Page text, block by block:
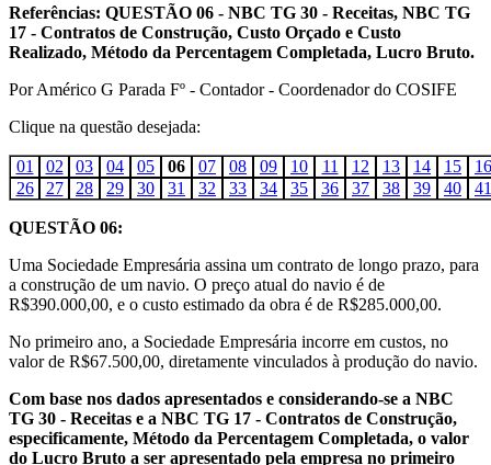
Referências: QUESTÃO 06 - NBC TG 30 - Receitas, NBC TG
17 - Contratos de Construção, Custo Orçado e Custo
Realizado, Método da Percentagem Completada, Lucro Bruto.
Por Américo G Parada Fº - Contador - Coordenador do COSIFE
Clique na questão desejada:
01 02 03 04 05 06 07 08 09 10 11 12 13 14 15
16
26
27 28 29 30 31 32 33 34 35 36 37 38 39 40 41
QUESTÃO 06:
Uma Sociedade Empresária assina um contrato de longo prazo, para
a construção de um navio. O preço atual do navio é de
R$390.000,00, e o custo estimado da obra é de R$285.000,00.
No primeiro ano, a Sociedade Empresária incorre em custos, no
valor de R$67.500,00, diretamente vinculados à produção do navio.
Com base nos dados apresentados e considerando-se a NBC
TG 30 - Receitas e a NBC TG 17 - Contratos de Construção,
especificamente, Método da Percentagem Completada, o valor
do Lucro Bruto a ser apresentado pela empresa no primeiro